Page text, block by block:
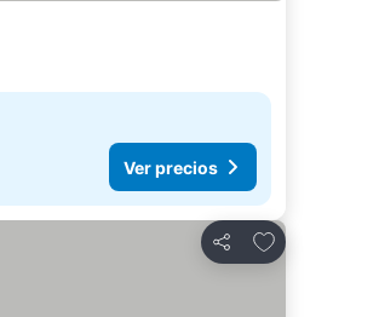
Ver precios
Compartir
Agregar a